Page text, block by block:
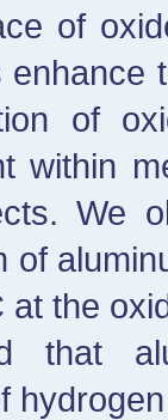
of
of
within
We
of
the
that